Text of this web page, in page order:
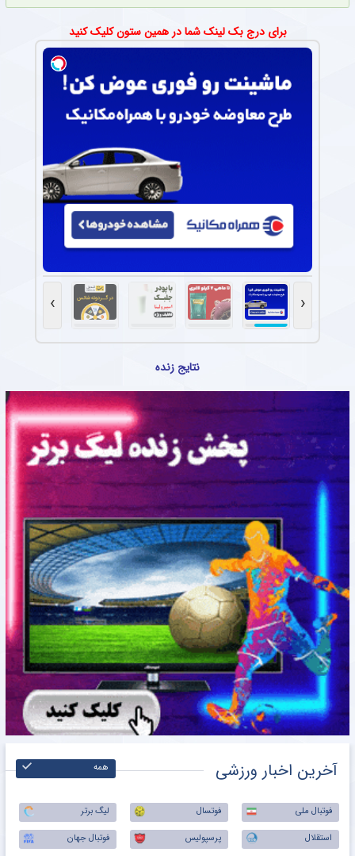
برای درج بک لینک شما در همین ستون کلیک کنید
‹
›
نتایج زنده
آخرین اخبار ورزشی همه
فوتبال ملی فوتسال
لیگ برتر
استقلال
پرسپولیس فوتبال جهان